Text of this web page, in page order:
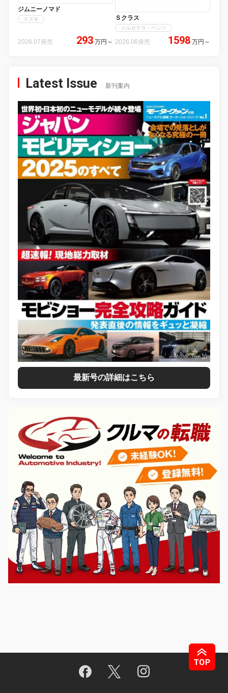
ジムニーノマド
スズキ
2026.07発売 293 万円 ～
Ｓクラス
メルセデス・ベンツ
2026.06発売 1598 万円 ～
Latest Issue 新刊案内
最新号の詳細はこちら